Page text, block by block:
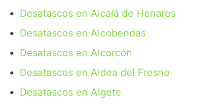
Desatascos en Alcalá de Henares
Desatascos en Alcobendas
Desatascos en Alcorcón
Desatascos en Aldea del Fresno
Desatascos en Algete